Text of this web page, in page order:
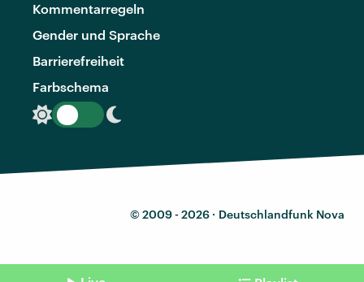
Kommentarregeln
Gender und Sprache
Barrierefreiheit
Farbschema
© 2009 - 2026 · Deutschlandfunk Nova